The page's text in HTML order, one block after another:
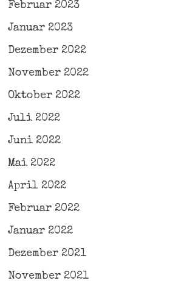
Februar 2023
Januar 2023
Dezember 2022
November 2022
Oktober 2022
Juli 2022
Juni 2022
Mai 2022
April 2022
Februar 2022
Januar 2022
Dezember 2021
November 2021